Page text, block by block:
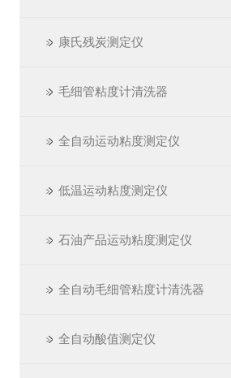
康氏残炭测定仪
毛细管粘度计清洗器
全自动运动粘度测定仪
低温运动粘度测定仪
石油产品运动粘度测定仪
全自动毛细管粘度计清洗器
全自动酸值测定仪